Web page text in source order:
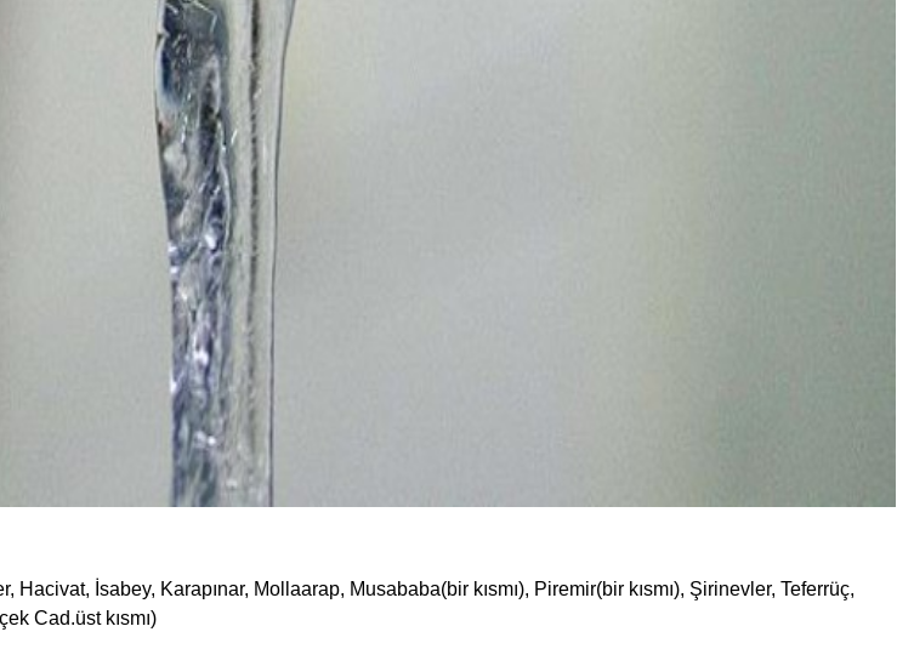
İsabey, Karapınar, Mollaarap, Musababa(bir kısmı), Piremir(bir kısmı), Şirinevler, Teferrüç,
Cad.üst kısmı)